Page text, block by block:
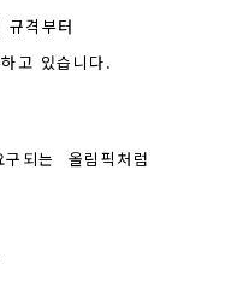
격부터
고 있습니다.
되는 올림픽처럼